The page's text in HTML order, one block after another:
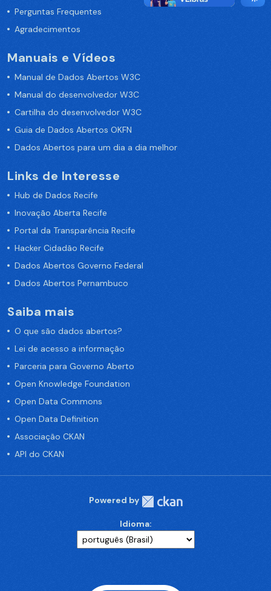
Perguntas Frequentes
Agradecimentos
Manuais e Vídeos
Manual de Dados Abertos W3C
Manual do desenvolvedor W3C
Cartilha do desenvolvedor W3C
Guia de Dados Abertos OKFN
Dados Abertos para um dia a dia melhor
Links de Interesse
Hub de Dados Recife
Inovação Aberta Recife
Portal da Transparência Recife
Hacker Cidadão Recife
Dados Abertos Governo Federal
Dados Abertos Pernambuco
Saiba mais
O que são dados abertos?
Lei de acesso a informação
Parceria para Governo Aberto
Open Knowledge Foundation
Open Data Commons
Open Data Definition
Associação CKAN
API do CKAN
Powered by
Idioma